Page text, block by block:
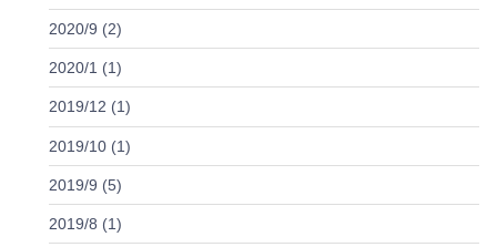
2020/9 (2)
2020/1 (1)
2019/12 (1)
2019/10 (1)
2019/9 (5)
2019/8 (1)